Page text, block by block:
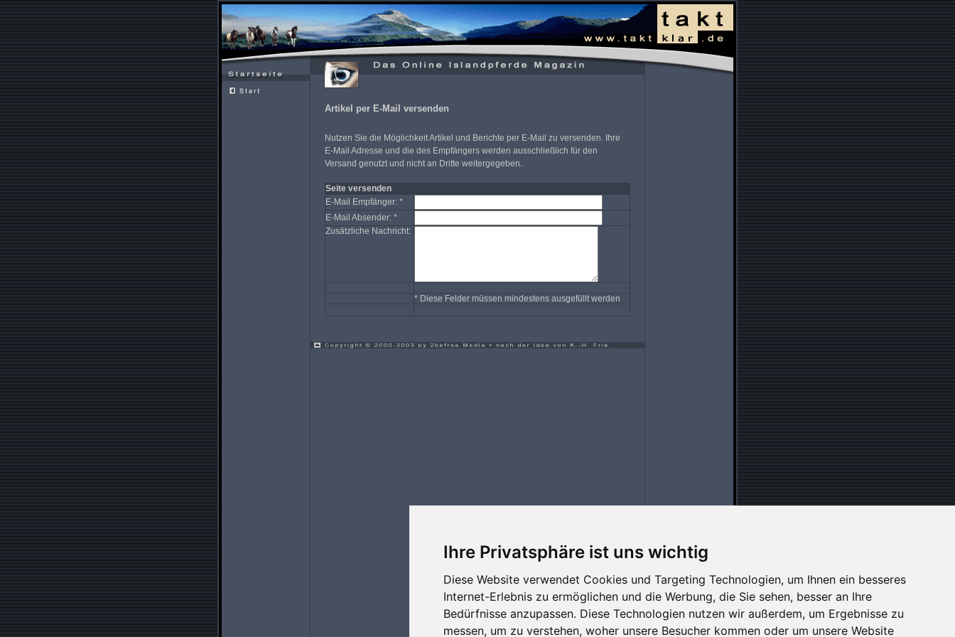
Ihre Privatsphäre ist uns wichtig
Diese Website verwendet Cookies und Targeting Technologien, um Ihnen ein besseres
Internet-Erlebnis zu ermöglichen und die Werbung, die Sie sehen, besser an Ihre
Bedürfnisse anzupassen. Diese Technologien nutzen wir außerdem, um Ergebnisse zu
messen, um zu verstehen, woher unsere Besucher kommen oder um unsere Website
Artikel per E-Mail versenden
Nutzen Sie die Möglichkeit Artikel und Berichte per E-Mail zu versenden. Ihre
E-Mail Adresse und die des Empfängers werden ausschließlich für den
Versand genutzt und nicht an Dritte weitergegeben.
Seite versenden
E-Mail Empfänger: *
E-Mail Absender: *
Zusätzliche Nachricht:
* Diese Felder müssen mindestens ausgefüllt werden